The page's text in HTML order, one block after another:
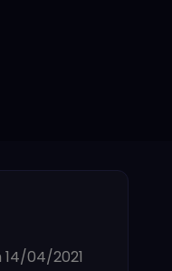
14/04/2021